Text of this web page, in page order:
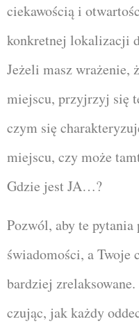
ciekawością i
konkretnej lokalizacji
Jeżeli masz wrażenie,
miejscu, przyjrzyj się
czym się
miejscu, czy może
Gdzie jest JA…?
Pozwól, aby te pytania
świadomości, a Twoje
bardziej
czując, jak każdy